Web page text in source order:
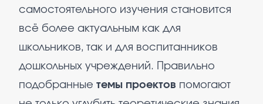
самостоятельного изучения становится
всё более актуальным как для
школьников, так и для воспитанников
дошкольных учреждений. Правильно
подобранные темы проектов помогают